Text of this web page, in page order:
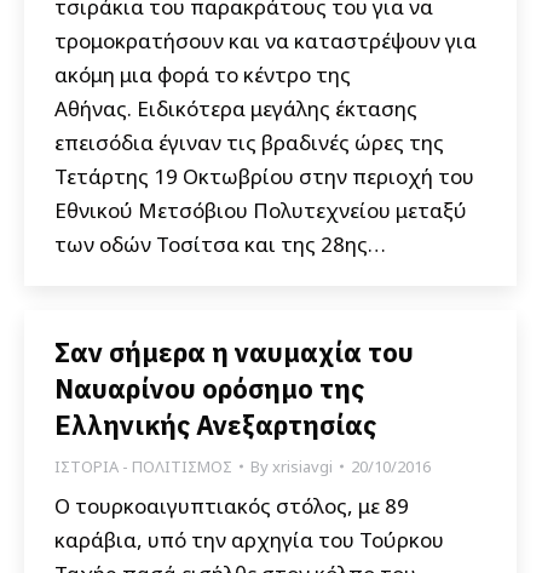
τσιράκια του παρακράτους του για να
τρομοκρατήσουν και να καταστρέψουν για
ακόμη μια φορά το κέντρο της
Αθήνας. Ειδικότερα μεγάλης έκτασης
επεισόδια έγιναν τις βραδινές ώρες της
Τετάρτης 19 Οκτωβρίου στην περιοχή του
Εθνικού Μετσόβιου Πολυτεχνείου μεταξύ
των οδών Τοσίτσα και της 28ης…
Σαν σήμερα η ναυμαχία του
Ναυαρίνου ορόσημο της
Ελληνικής Ανεξαρτησίας
ΙΣΤΟΡΙΑ - ΠΟΛΙΤΙΣΜΟΣ Byxrisiavgi 20/10/2016
Ο τουρκοαιγυπτιακός στόλος, με 89
καράβια, υπό την αρχηγία του Τούρκου